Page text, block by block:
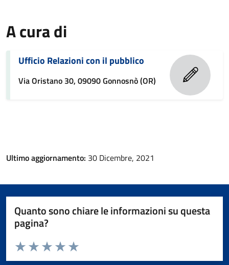
A cura di
Ufficio Relazioni con il pubblico
Via Oristano 30, 09090 Gonnosnò (OR)
Ultimo aggiornamento: 30 Dicembre, 2021
Quanto sono chiare le informazioni su questa
pagina?
Valuta da 1 a 5 stelle la pagina
Valuta 5 stelle su 5
Valuta 4 stelle su 5
Valuta 3 stelle su 5
Valuta 2 stelle su 5
Valuta 1 stelle su 5